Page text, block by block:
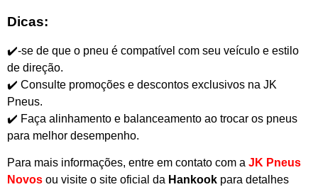
Dicas:
✔️-se de que o pneu é compatível com seu veículo e estilo
de direção.
✔️ Consulte promoções e descontos exclusivos na JK
Pneus.
✔️ Faça alinhamento e balanceamento ao trocar os pneus
para melhor desempenho.
Para mais informações, entre em contato com a JK Pneus
Novos ou visite o site oficial da Hankook para detalhes